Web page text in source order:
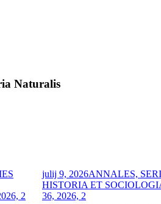
Naturalis
julij 9, 2026ANNALES,
HISTORIA ET
36, 2026, 2